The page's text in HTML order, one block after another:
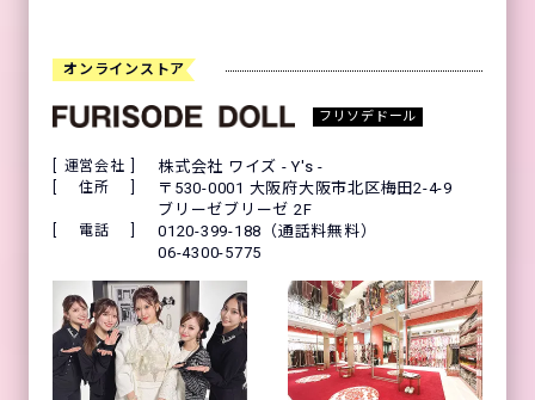
オンラインストア
フリソデドール
運営会社 株式会社 ワイズ - Y's -
住所
〒530-0001 大阪府大阪市北区梅田2-4-9
ブリーゼブリーゼ 2F
電話
0120-399-188（通話料無料）
06-4300-5775